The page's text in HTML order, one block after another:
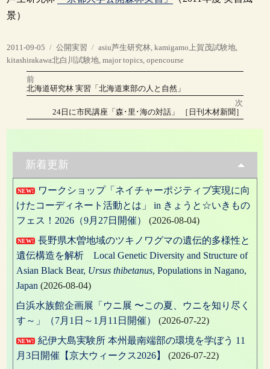
景）
投
稿
2011-09-05
カ
テ
ゴ
リ
ー
公開実習
タ
グ
asiu芦生研究林,kamigamo上賀茂試験地,
kitashirakawa北白川試験地,major topics,opencourse
投
ナ
ゲ
ー
シ
ョ
ン
前
前
の
北海道研究林 実習「北海道東部の人と自然」
次
の
24日に市民講座「森･里･海の対話」 ［日刊木材新聞］
新着更新
NEW!
ワークショップ「ネイチャーポジティブ実現に向
けたコーディネート活動とは」 in きょうと☆いきもの
フェス！2026（9月27日開催）
(2026-08-04)
NEW!
長野県木曽地域のツキノワグマの遺伝的多様性と
遺伝構造を解析 Local Genetic Diversity and Structure of
Asian Black Bear, Ursus thibetanus, Populations in Nagano,
Japan (2026-08-04)
白浜水族館企画展「ウニ展 〜この夏、ウニを知り尽く
す～」（7月1日～1月11日開催）
(2026-07-22)
NEW!
紀伊大島実験所 本州最南端部の環境を学ぼう 11
月3日開催【京大ウィークス2026】
(2026-07-22)